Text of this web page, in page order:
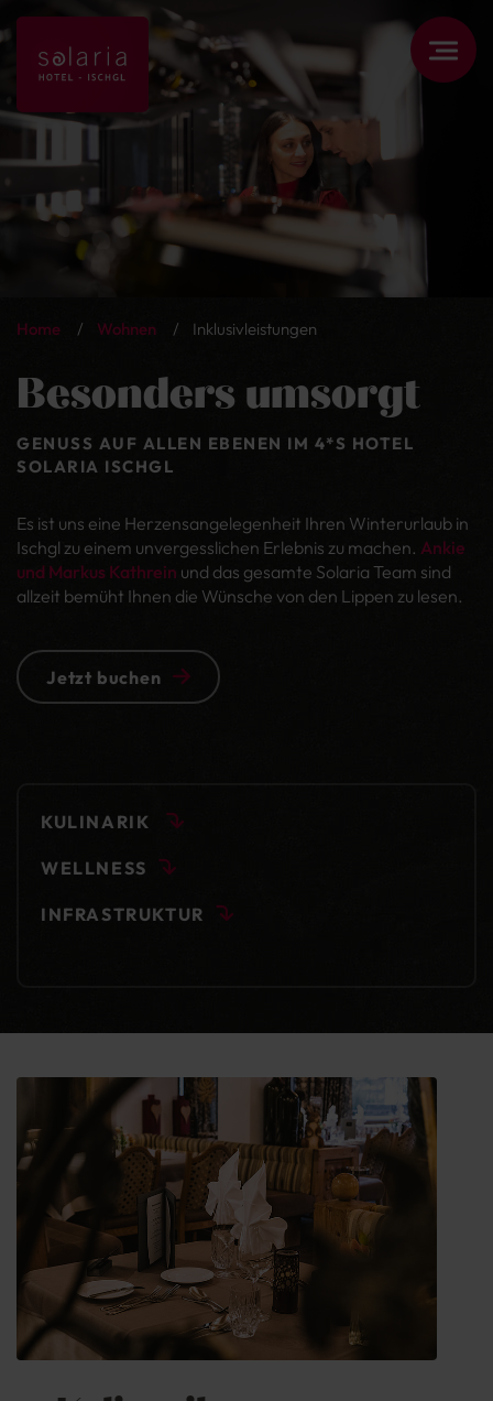
Home / Wohnen / Inklusivleistungen
Besonders umsorgt
GENUSS AUF ALLEN EBENEN IM 4*S HOTEL
SOLARIA ISCHGL
Es ist uns eine Herzensangelegenheit Ihren Winterurlaub in
Ischgl zu einem unvergesslichen Erlebnis zu machen. Ankie
und Markus Kathrein und das gesamte Solaria Team sind
allzeit bemüht Ihnen die Wünsche von den Lippen zu lesen.
Jetzt buchen
KULINARIK
WELLNESS
INFRASTRUKTUR